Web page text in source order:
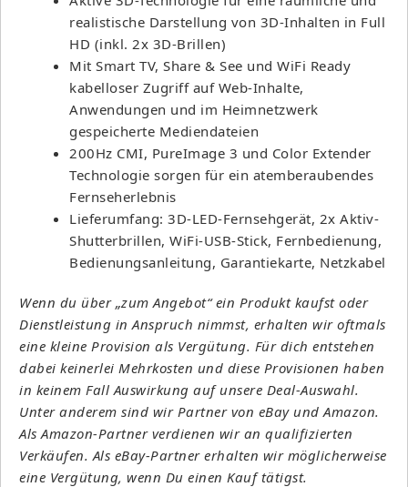
realistische Darstellung von 3D-Inhalten in Full
HD (inkl. 2x 3D-Brillen)
Mit Smart TV, Share & See und WiFi Ready
kabelloser Zugriff auf Web-Inhalte,
Anwendungen und im Heimnetzwerk
gespeicherte Mediendateien
200Hz CMI, PureImage 3 und Color Extender
Technologie sorgen für ein atemberaubendes
Fernseherlebnis
Lieferumfang: 3D-LED-Fernsehgerät, 2x Aktiv-
Shutterbrillen, WiFi-USB-Stick, Fernbedienung,
Bedienungsanleitung, Garantiekarte, Netzkabel
Wenn du über „zum Angebot“ ein Produkt kaufst oder
Dienstleistung in Anspruch nimmst, erhalten wir oftmals
eine kleine Provision als Vergütung. Für dich entstehen
dabei keinerlei Mehrkosten und diese Provisionen haben
in keinem Fall Auswirkung auf unsere Deal-Auswahl.
Unter anderem sind wir Partner von eBay und Amazon.
Als Amazon-Partner verdienen wir an qualifizierten
Verkäufen. Als eBay-Partner erhalten wir möglicherweise
eine Vergütung, wenn Du einen Kauf tätigst.